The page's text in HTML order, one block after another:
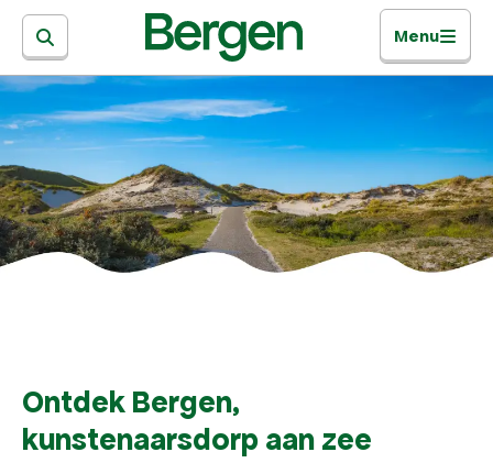
Menu
Ontdek Bergen,
kunstenaarsdorp aan zee